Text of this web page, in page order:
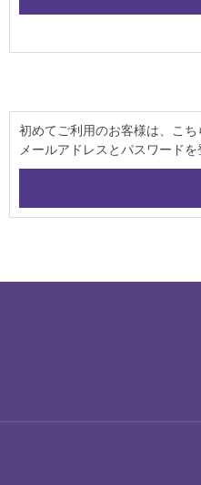
初めてご利用のお客様は、こち
メールアドレスとパスワード